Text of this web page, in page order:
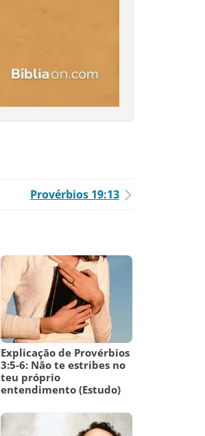
Provérbios 19:13
Explicação de Provérbios
3:5-6: Não te estribes no
teu próprio
entendimento (Estudo)